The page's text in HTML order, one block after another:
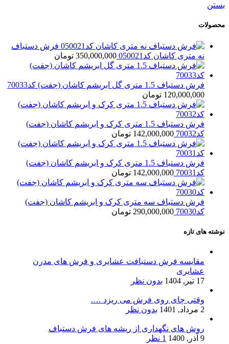
بستن
محصولات
فرش دستباف
نه متری کاشان کد050021
350,000,000 تومان
فرش دستباف 1.5 متری گل ابریشم کاشان (جفت) کد70033
120,000,000 تومان
فرش دستباف 1.5 متری کرک و ابریشم کاشان (جفت)
کد70032
142,000,000 تومان
فرش دستباف 1.5 متری کرک و ابریشم کاشان (جفت)
کد70031
142,000,000 تومان
فرش دستباف سه متری کرک و ابریشم کاشان (جفت)
کد70030
290,000,000 تومان
نوشته های تازه
مقایسه فرش دستبافت عشایری و فرش های مدرن
عشایری
17 تیر, 1404
بدون نظر
وقتی چای روی فرش می ریزد ….
2 مرداد, 1401
بدون نظر
روش های نگهداری از ریشه های فرش دستباف
9 آذر, 1400
1 نظر